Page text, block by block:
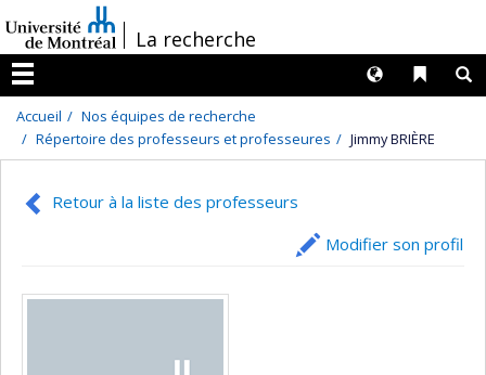
au
contenu
/La recherche
Menu
Liens
Langues
Accueil
Nos équipes de recherche
Répertoire des professeurs et professeures
Jimmy BRIÈRE
Retour à la liste des professeurs
Modifier son profil